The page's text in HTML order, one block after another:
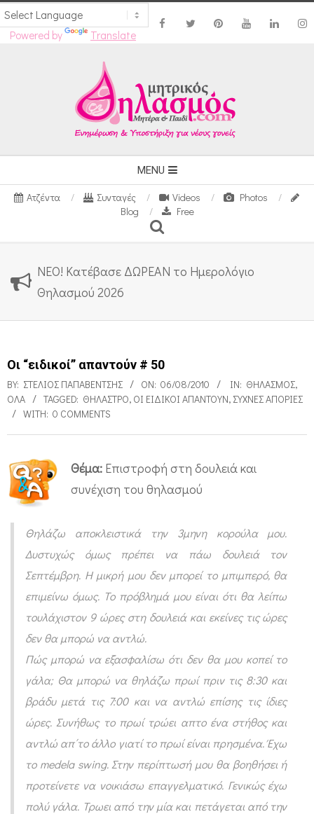
Powered by Translate
Navigation
Menu
MENU
Ατζέντα Συνταγές Videos
Photos
Blog
Free
Search
ΝΕΟ! Κατέβασε ΔΩΡΕΑΝ το Ημερολόγιο
Θηλασμού 2026
Οι “ειδικοί” απαντούν # 50
BY: ΣΤΈΛΙΟΣ ΠΑΠΑΒΈΝΤΣΗΣ ON: 06/08/2010 IN: ΘΗΛΑΣΜΌΣ,
ΌΛΑ
TAGGED: ΘΉΛΑΣΤΡΟ, ΟΙ ΕΙΔΙΚΟΊ ΑΠΑΝΤΟΎΝ, ΣΥΧΝΈΣ ΑΠΟΡΊΕΣ
WITH: 0 COMMENTS
Ο
Θέμα: Επιστροφή στη δουλειά και
συνέχιση του θηλασμού
Θηλάζω αποκλειστικά την 3μηνη κορούλα μου.
Δυστυχώς όμως πρέπει να πάω δουλειά τον
Σεπτέμβρη. Η μικρή μου δεν μπορεί το μπιμπερό, θα
επιμείνω όμως. Το πρόβλημά μου είναι ότι θα λείπω
τουλάχιστον 9 ώρες στη δουλειά και εκείνες τις ώρες
δεν θα μπορώ να αντλώ.
Πώς μπορώ να εξασφαλίσω ότι δεν θα μου κοπεί το
γάλα; Θα μπορώ να θηλάζω πρωί πριν τις 8:30 και
βράδυ μετά τις 7:00 και να αντλώ επίσης τις ίδιες
ώρες. Συνήθως το πρωί τρώει απτο ένα στήθος και
αντλώ απ΄το άλλο γιατί το πρωί είναι πρησμένα. Έχω
το medela swing. Στην περίπτωσή μου θα βοηθήσει ή
προτείνετε να νοικιάσω επαγγελματικό. Γενικώς έχω
πολύ γάλα. Τρωει από την μία και πετάγεται από την